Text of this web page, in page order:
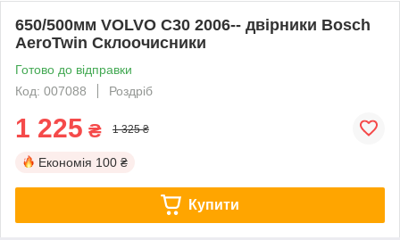
650/500мм VOLVO C30 2006-- двірники Bosch
AeroTwin Склоочисники
Готово до відправки
Код: 007088
Роздріб
1 225 ₴ 1 325 ₴
Економія 100 ₴
Купити